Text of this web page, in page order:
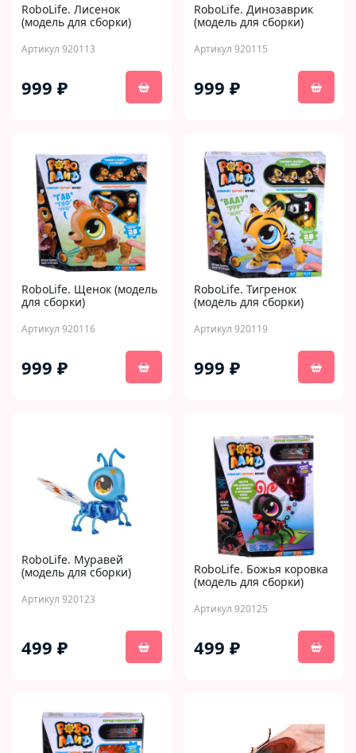
RoboLife. Лисенок
(модель для сборки)
Артикул 920113
999 ₽
RoboLife. Динозаврик
(модель для сборки)
Артикул 920115
999 ₽
RoboLife. Щенок (модель
для сборки)
Артикул 920116
999 ₽
RoboLife. Тигренок
(модель для сборки)
Артикул 920119
999 ₽
RoboLife. Муравей
(модель для сборки)
Артикул 920123
499 ₽
RoboLife. Божья коровка
(модель для сборки)
Артикул 920125
499 ₽